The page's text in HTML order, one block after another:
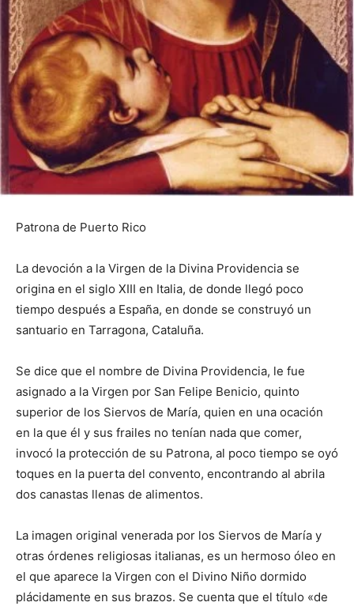
Patrona de Puerto Rico
La devoción a la Virgen de la Divina Providencia se
origina en el siglo XIII en Italia, de donde llegó poco
tiempo después a España, en donde se construyó un
santuario en Tarragona, Cataluña.
Se dice que el nombre de Divina Providencia, le fue
asignado a la Virgen por San Felipe Benicio, quinto
superior de los Siervos de María, quien en una ocación
en la que él y sus frailes no tenían nada que comer,
invocó la protección de su Patrona, al poco tiempo se oyó
toques en la puerta del convento, encontrando al abrila
dos canastas llenas de alimentos.
La imagen original venerada por los Siervos de María y
otras órdenes religiosas italianas, es un hermoso óleo en
el que aparece la Virgen con el Divino Niño dormido
plácidamente en sus brazos. Se cuenta que el título «de